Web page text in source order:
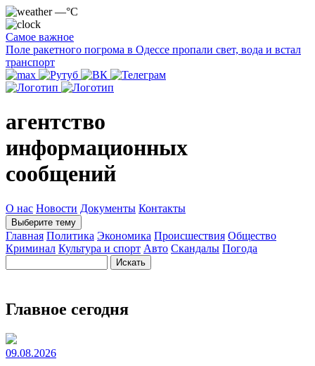
—°C
Самое важное
Поле ракетного погрома в Одессе пропали свет, вода и встал
транспорт
агентство
информационных
сообщений
О нас Новости Документы Контакты
Выберите тему
Главная Политика Экономика Происшествия Общество
Криминал Культура и спорт Авто Скандалы Погода
Главное сегодня
09.08.2026